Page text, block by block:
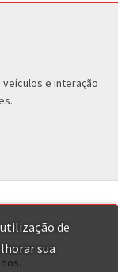
de
sua
veículos e interação